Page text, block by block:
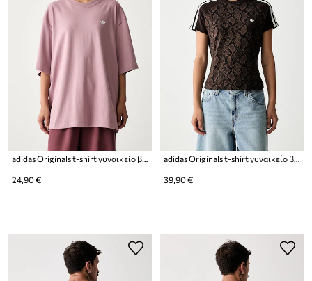
adidas Originals t-shirt γυναικείο βαμβακερό Essentials
24,90 €
adidas Originals t-shirt γυναικείο βαμβακερό με ελαστάν Cali
39,90 €